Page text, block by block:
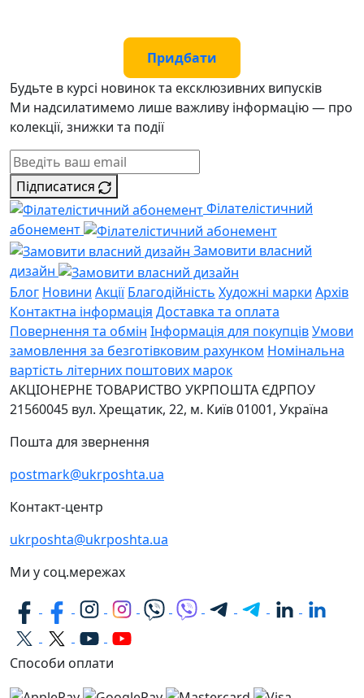
Придбати
Будьте в курсі новинок та ексклюзивних випусків
Ми надсилатимемо лише важливу інформацію — про
колекції, знижки та події
Підписатися
Філателістичний
абонемент
Замовити власний
дизайн
Блог Новини Акції Благодійність Художні марки Архів
Контактна інформація Доставка та оплата
Повернення та обмін Інформація для покупцівУмови
замовлення за безготівковим рахунком Номінальна
вартість літерних поштових марок
АКЦІОНЕРНЕ ТОВАРИСТВО УКРПОШТА ЄДРПОУ
21560045 вул. Хрещатик, 22, м. Київ01001, Україна
Пошта для звернення
postmark@ukrposhta.ua
Контакт-центр
ukrposhta@ukrposhta.ua
Ми у соц.мережах
Способи оплати